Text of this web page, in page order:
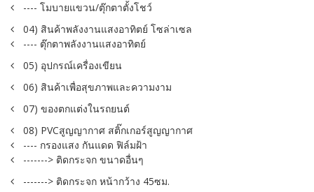
---- โมบายแขวน/ตุ๊กตาตั้งโชว์
04) สินค้าพลังงานแสงอาทิตย์ โซล่าเซล
---- ตุ๊กตาพลังงานแสงอาทิตย์
05) อุปกรณ์เครื่องเขียน
06) สินค้าเพื่อสุขภาพและความงาม
07) ของตกแต่งในรถยนต์
08) PVCสูญญากาศ สติ๊กเกอร์สูญญากาศ
---- กรองแสง กันแดด ฟิล์มฝ้า
-------> ติดกระจก ขนาดอื่นๆ
-------> ติดกระจก หน้ากว้าง 45ซม.